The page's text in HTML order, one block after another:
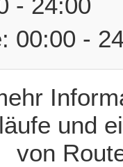
00:00 -
und
von